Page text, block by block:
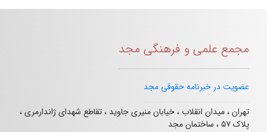
مجمع علمی و فرهنگی مجد
عضویت در خبرنامه حقوقی مجد
تهران ، میدان انقلاب ، خیابان منیری جاوید ، تقاطع شهدای ژاندارمری ،
پلاک ۵۷ ، ساختمان مجد